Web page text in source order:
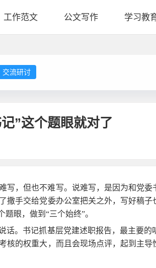
工作范文 公文写作 学习教
交流研讨
”这个题眼就对了
写，但也不难写。说难写，是因为和党
撒手交给党委办公室把关之外，写好稿
眼，做到“三个始终”。
话。书记抓基层党建述职报告，最主要
核的权重大，而且会现场点评，起到主